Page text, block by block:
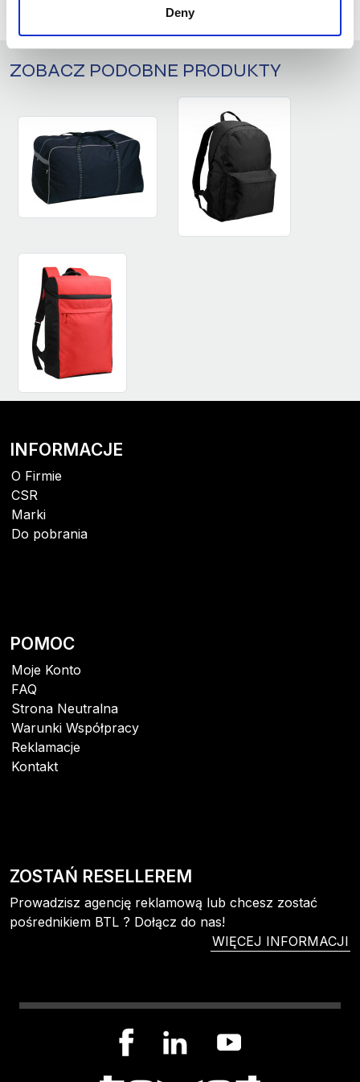
Deny
ZOBACZ PODOBNE PRODUKTY
INFORMACJE
O Firmie
CSR
Marki
Do pobrania
POMOC
Moje Konto
FAQ
Strona Neutralna
Warunki Współpracy
Reklamacje
Kontakt
ZOSTAŃ RESELLEREM
Prowadzisz agencję reklamową lub chcesz zostać
pośrednikiem BTL ? Dołącz do nas!
WIĘCEJ INFORMACJI